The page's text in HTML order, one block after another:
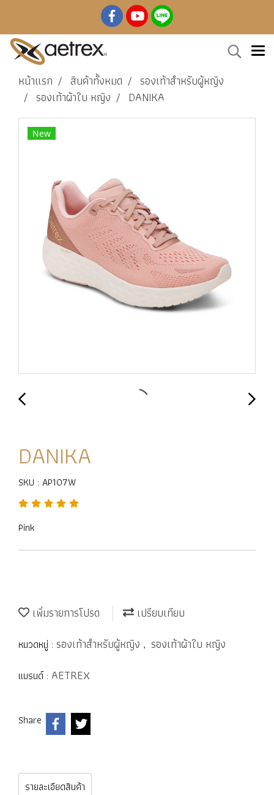
หน้าแรก สินค้าทั้งหมด
รองเท้าสำหรับผู้หญิง
รองเท้าผ้าใบ หญิง
DANIKA
New
DANIKA
SKU : AP107W
Pink
เพิ่มรายการโปรด เปรียบเทียบ
หมวดหมู่ : รองเท้าสำหรับผู้หญิง , รองเท้าผ้าใบ หญิง
แบรนด์ : AETREX
Share
รายละเอียดสินค้า